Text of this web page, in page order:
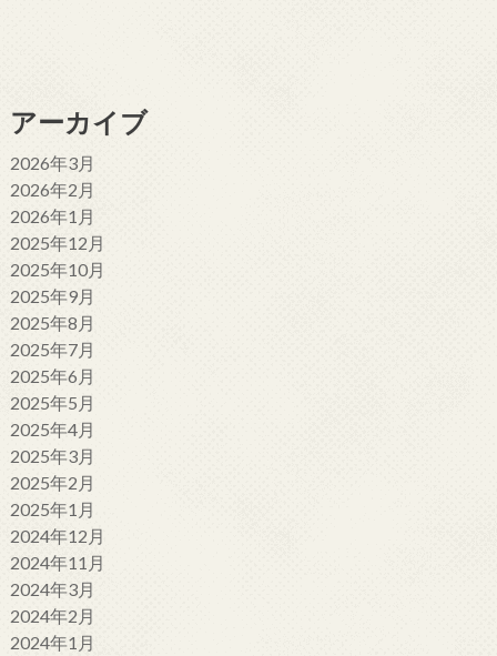
アーカイブ
2026年3月
2026年2月
2026年1月
2025年12月
2025年10月
2025年9月
2025年8月
2025年7月
2025年6月
2025年5月
2025年4月
2025年3月
2025年2月
2025年1月
2024年12月
2024年11月
2024年3月
2024年2月
2024年1月